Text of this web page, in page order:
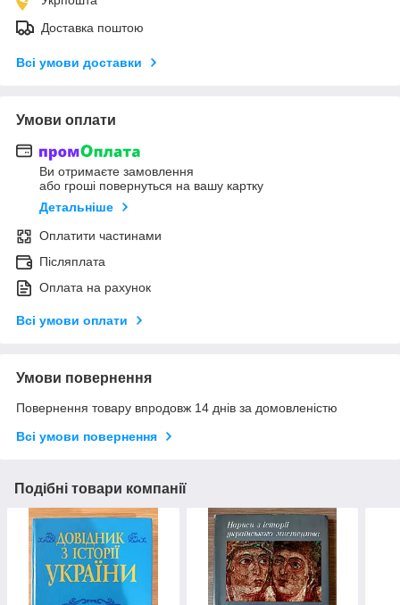
Доставка поштою
Всі умови доставки
Умови оплати
Ви отримаєте замовлення
або гроші повернуться на вашу картку
Детальніше
Оплатити частинами
Післяплата
Оплата на рахунок
Всі умови оплати
Умови повернення
Повернення товару впродовж 14 днів за домовленістю
Всі умови повернення
Подібні товари компанії